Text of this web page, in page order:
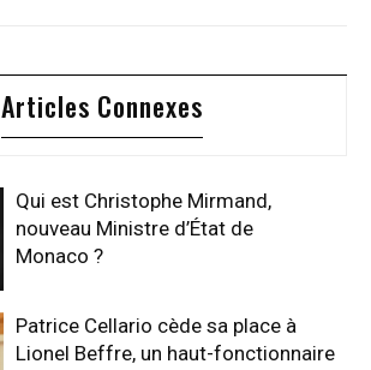
Articles Connexes
Qui est Christophe Mirmand,
nouveau Ministre d’État de
Monaco ?
Patrice Cellario cède sa place à
Lionel Beffre, un haut-fonctionnaire